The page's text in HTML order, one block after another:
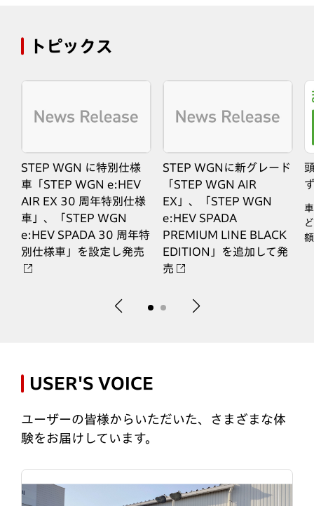
トピックス
STEP WGN に特別仕様
車「STEP WGN e:HEV
AIR EX 30 周年特別仕様
車」、「STEP WGN
e:HEV SPADA 30 周年特
別仕様車」を設定し発売
STEP WGNに新グレード
「STEP WGN AIR
EX」、「STEP WGN
e:HEV SPADA
PREMIUM LINE BLACK
EDITION」を追加して発
売
USER'S VOICE
ユーザーの皆様からいただいた、さまざまな体
験をお届けしています。